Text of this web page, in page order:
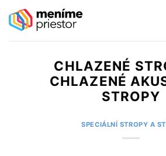
CHLAZENÉ
CHLAZENÉ
STROPY
SPECIÁLNÍ STROPY A